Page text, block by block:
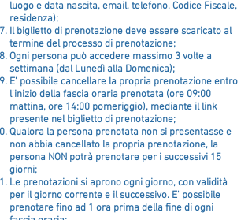
luogo e data nascita, email, telefono, Codice Fiscale,
residenza);
Il bigliettodi prenotazione deve essere scaricato al
termine del processo di prenotazione;
Ogni persona può accedere massimo 3 volte a
settimana (dal Lunedì alla Domenica);
E’ possibile cancellare la propria prenotazione entro
l'inizio della fascia oraria prenotata (ore 09:00
mattina, ore 14:00 pomeriggio), mediante il link
presente nel biglietto di prenotazione;
Qualora la persona prenotata non si presentasse e
non abbia cancellato la propria prenotazione, la
persona NON potrà prenotare per i successivi 15
giorni;
Le prenotazioni si aprono ogni giorno, convalidità
per il giorno corrente e il successivo. E' possibile
prenotare fino ad 1 ora prima della fine di ogni